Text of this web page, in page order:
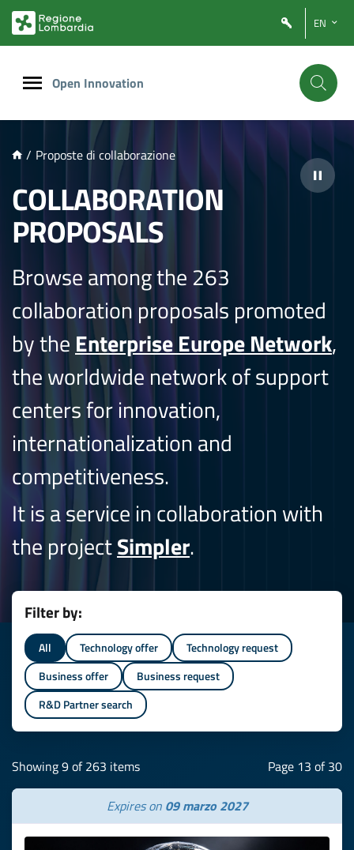
PRINCIPALE
EN
Open Innovation
/ Proposte di collaborazione
COLLABORATION
PROPOSALS
Browse among the 263
collaboration proposals promoted
by the Enterprise Europe Network,
the worldwide network of support
centers for innovation,
internationalization and
competitiveness.
It is a service in collaboration with
the projectSimpler.
Filter by:
All Technology offer
Technology request
Business offer
Business request
R&D Partner search
Showing 9 of 263 items Page 13 of 30
Expires on 09 marzo 2027